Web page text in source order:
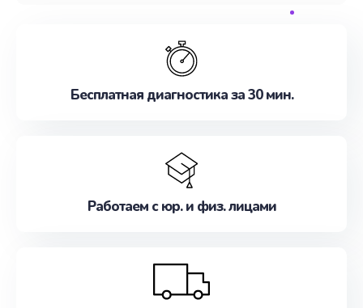
Бесплатная диагностика за 30 мин.
Работаем с юр. и физ. лицами